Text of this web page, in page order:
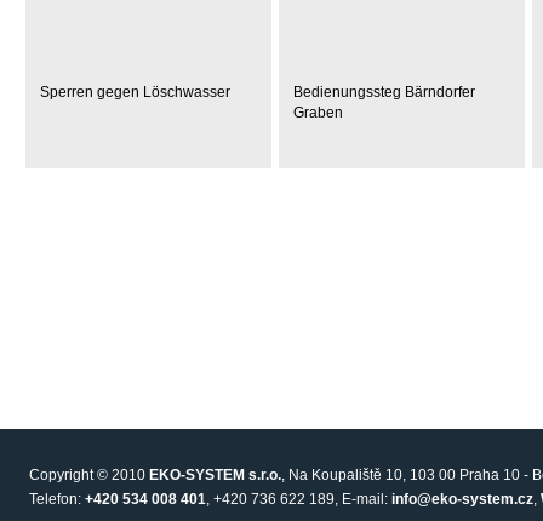
Sperren gegen Löschwasser
Bedienungssteg Bärndorfer
Graben
Copyright © 2010 EKO-SYSTEM s.r.o., Na Koupaliště 10, 103 00 Praha 10 -
Telefon: +420 534 008 401, +420 736 622 189, E-mail: info@eko-system.cz,